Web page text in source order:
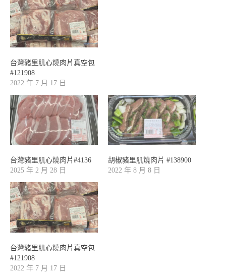
台灣豬里肌心燒肉片真空包
#121908
2022 年 7 月 17 日
台灣豬里肌心燒肉片#4136
2025 年 2 月 28 日
胡椒豬里肌燒肉片 #138900
2022 年 8 月 8 日
台灣豬里肌心燒肉片真空包
#121908
2022 年 7 月 17 日